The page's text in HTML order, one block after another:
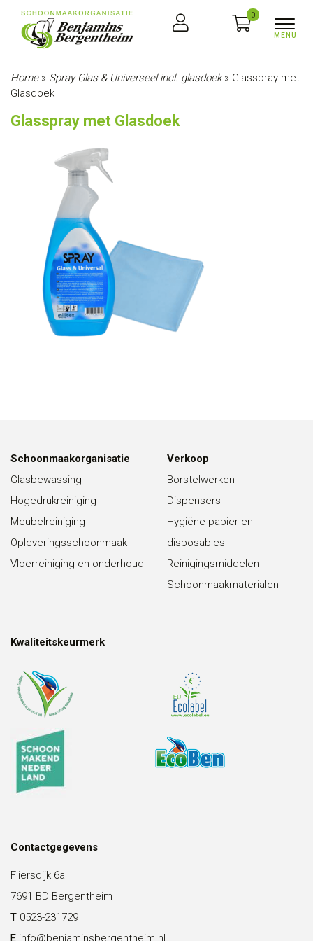
0
Home» Spray Glas & Universeel incl. glasdoek» Glasspray met
Glasdoek
Glasspray met Glasdoek
Schoonmaakorganisatie
Glasbewassing
Hogedrukreiniging
Meubelreiniging
Opleveringsschoonmaak
Vloerreiniging en onderhoud
Verkoop
Borstelwerken
Dispensers
Hygiëne papier en
disposables
Reinigingsmiddelen
Schoonmaakmaterialen
Kwaliteitskeurmerk
Contactgegevens
Fliersdijk 6a
7691 BD Bergentheim
T 0523-231729
E info@benjaminsbergentheim.nl